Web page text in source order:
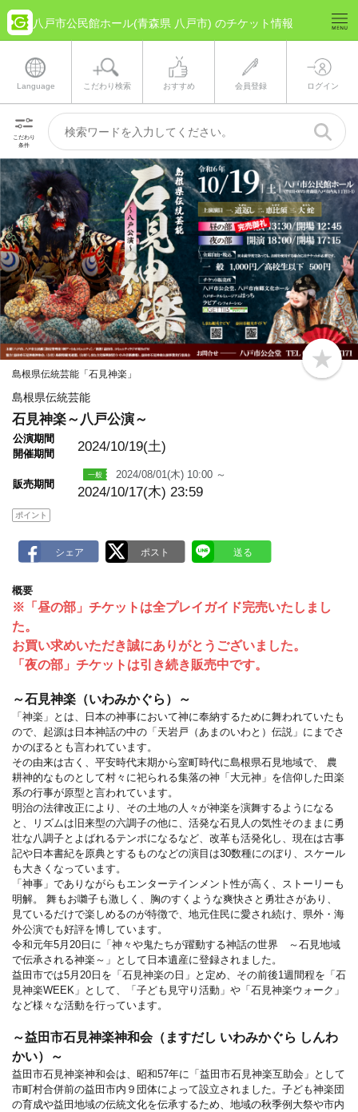
八戸市公民館ホール(青森県 八戸市) のチケット情報
Language こだわり検索 おすすめ 会員登録 ログイン
こだわり
条件
b
o
島根県伝統芸能「石見神楽」
島根県伝統芸能
石見神楽～八戸公演～
公演期間
開催期間
2024/10/19(土)
販売期間
2024/08/01(木) 10:00 ～
2024/10/17(木) 23:59
ポイント
概要
※「昼の部」チケットは全プレイガイド完売いたしまし
た。
お買い求めいただき誠にありがとうございました。
「夜の部」チケットは引き続き販売中です。
～石見神楽（いわみかぐら）～
「神楽」とは、日本の神事において神に奉納するために舞われていたも
ので、起源は日本神話の中の「天岩戸（あまのいわと）伝説」にまでさ
かのぼるとも言われています。
その由来は古く、平安時代末期から室町時代に島根県石見地域で、 農
耕神的なものとして村々に祀られる集落の神「大元神」を信仰した田楽
系の行事が原型と言われています。
明治の法律改正により、その土地の人々が神楽を演舞するようになる
と、リズムは旧来型の六調子の他に、活発な石見人の気性そのままに勇
壮な八調子とよばれるテンポになるなど、改革も活発化し、現在は古事
記や日本書紀を原典とするものなどの演目は30数種にのぼり、スケール
も大きくなっています。
「神事」でありながらもエンターテインメント性が高く、ストーリーも
明解。 舞もお囃子も激しく、胸のすくような爽快さと勇壮さがあり、
見ているだけで楽しめるのが特徴で、地元住民に愛され続け、県外・海
外公演でも好評を博しています。
令和元年5月20日に「神々や鬼たちが躍動する神話の世界 ～石見地域
で伝承される神楽～」として日本遺産に登録されました。
益田市では5月20日を「石見神楽の日」と定め、その前後1週間程を「石
見神楽WEEK」として、「子ども見守り活動」や「石見神楽ウォーク」
など様々な活動を行っています。
～益田市石見神楽神和会（ますだし いわみかぐら しんわ
かい）～
益田市石見神楽神和会は、昭和57年に「益田市石見神楽互助会」として
市町村合併前の益田市内９団体によって設立されました。子ども神楽団
の育成や益田地域の伝統文化を伝承するため、地域の秋季例大祭や市内